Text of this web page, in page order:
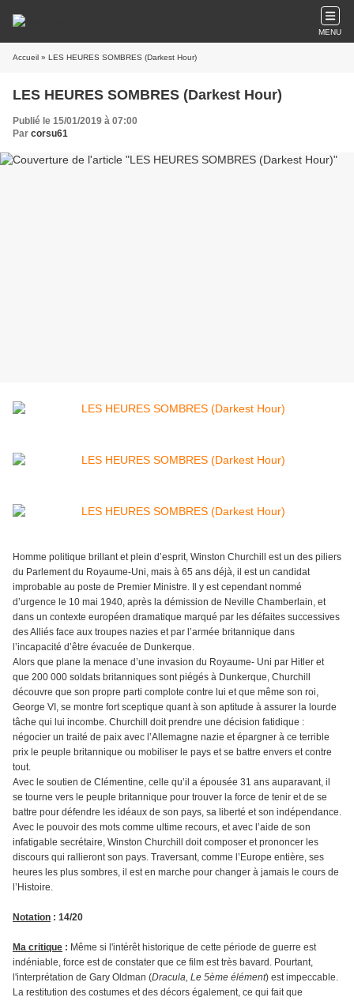
MENU
Accueil » LES HEURES SOMBRES (Darkest Hour)
LES HEURES SOMBRES (Darkest Hour)
Publié le 15/01/2019 à 07:00
Par corsu61
Homme politique brillant et plein d’esprit, Winston Churchill est un des piliers
du Parlement du Royaume-Uni, mais à 65 ans déjà, il est un candidat
improbable au poste de Premier Ministre. Il y est cependant nommé
d’urgence le 10 mai 1940, après la démission de Neville Chamberlain, et
dans un contexte européen dramatique marqué par les défaites successives
des Alliés face aux troupes nazies et par l’armée britannique dans
l’incapacité d’être évacuée de Dunkerque.
Alors que plane la menace d’une invasion du Royaume- Uni par Hitler et
que 200 000 soldats britanniques sont piégés à Dunkerque, Churchill
découvre que son propre parti complote contre lui et que même son roi,
George VI, se montre fort sceptique quant à son aptitude à assurer la lourde
tâche qui lui incombe. Churchill doit prendre une décision fatidique :
négocier un traité de paix avec l’Allemagne nazie et épargner à ce terrible
prix le peuple britannique ou mobiliser le pays et se battre envers et contre
tout.
Avec le soutien de Clémentine, celle qu’il a épousée 31 ans auparavant, il
se tourne vers le peuple britannique pour trouver la force de tenir et de se
battre pour défendre les idéaux de son pays, sa liberté et son indépendance.
Avec le pouvoir des mots comme ultime recours, et avec l’aide de son
infatigable secrétaire, Winston Churchill doit composer et prononcer les
discours qui rallieront son pays. Traversant, comme l’Europe entière, ses
heures les plus sombres, il est en marche pour changer à jamais le cours de
l’Histoire.
Notation : 14/20
Ma critique : Même si l'intérêt historique de cette période de guerre est
indéniable, force est de constater que ce film est très bavard. Pourtant,
l'interprétation de Gary Oldman (Dracula, Le 5ème élément) est impeccable.
La restitution des costumes et des décors également, ce qui fait que